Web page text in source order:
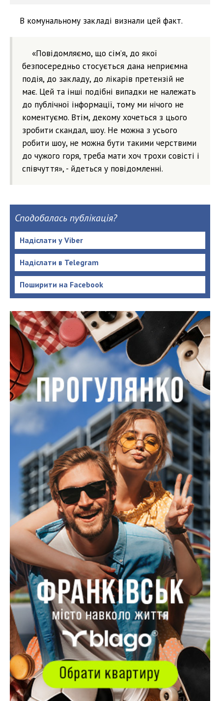
В комунальному закладі визнали цей факт.
«Повідомляємо, що сім’я, до якої
безпосередньо стосується дана неприємна
подія, до закладу, до лікарів претензій не
має. Цей та інші подібні випадки не належать
до публічної інформації, тому ми нічого не
коментуємо. Втім, декому хочеться з цього
зробити скандал, шоу. Не можна з усього
робити шоу, не можна бути такими черствими
до чужого горя, треба мати хоч трохи совісті і
співчуття», - йдеться у повідомленні.
Сподобалась публікація?
Надіслати у Viber
Надіслати в Telegram
Поширити на Facebook